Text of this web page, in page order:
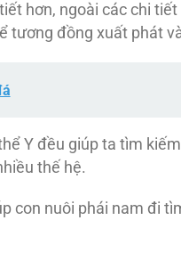
hơn, ngoài các chi
tương đồng xuất phát
Y đều giúp ta tìm
thế hệ.
con nuôi phái nam đi